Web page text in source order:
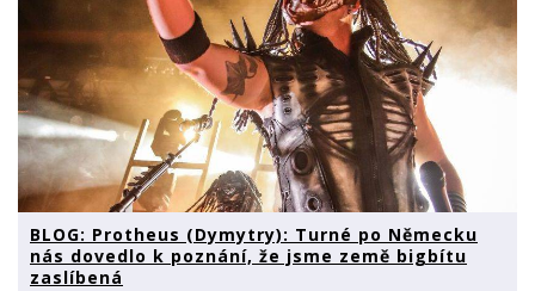
BLOG: Protheus (Dymytry): Turné po Německu
nás dovedlo k poznání, že jsme země bigbítu
zaslíbená